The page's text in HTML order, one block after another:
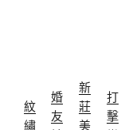
紋
繡
婚
友
新
莊
美
打
擊